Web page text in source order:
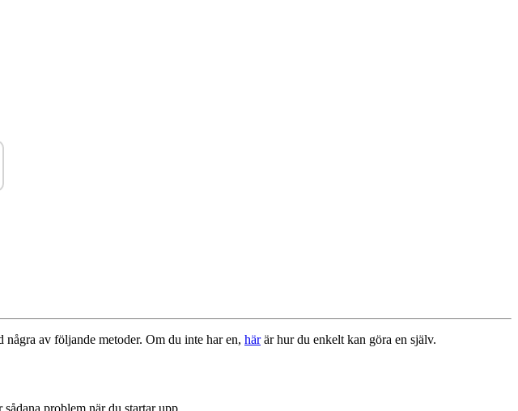
av följande metoder. Om du inte har en, härär hur du enkelt kan göra en själv.